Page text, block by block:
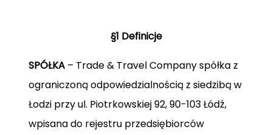
§1 Definicje
SPÓŁKA – Trade & Travel Company spółka z
ograniczoną odpowiedzialnością z siedzibą w
Łodzi przy ul. Piotrkowskiej 92, 90-103 Łódź,
wpisana do rejestru przedsiębiorców